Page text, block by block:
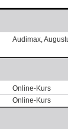
Audimax,
Online-Kurs
Online-Kurs